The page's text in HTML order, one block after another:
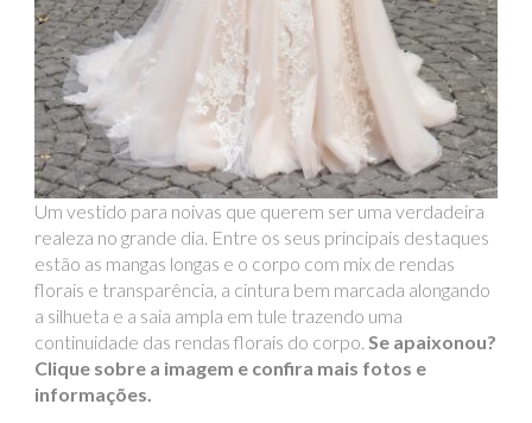
Um vestido para noivas que querem ser uma verdadeira
realeza no grande dia. Entre os seus principais destaques
estão as mangas longas e o corpo com mix de rendas
florais e transparência, a cintura bem marcada alongando
a silhueta e a saia ampla em tule trazendo uma
continuidade das rendas florais do corpo. Se apaixonou?
Clique sobre a imagem e confira mais fotos e
informações.